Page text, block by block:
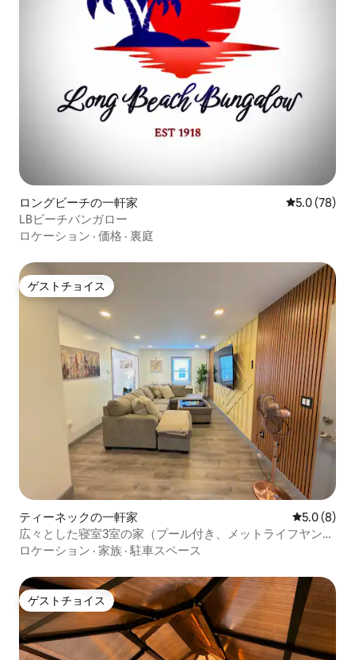
ロングビーチの一軒家 レビュー78
5.0 (78)
LBビーチバンガロー
ロケーション · 価格 · 裏庭
ゲストチョイス
ゲストチョイス
ティーネックの一軒家 レビュー8
5.0 (8)
広々とした寝室3室の家（プール付き、メットライフヤンキ
ースタジアムとニューヨークシティー）
ロケーション · 家族 ·駐車スペース
ゲストチョイス
ゲストチョイス